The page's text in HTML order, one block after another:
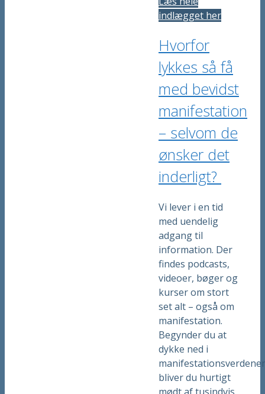
indlægget her
Hvorfor
lykkes så få
med bevidst
manifestation
– selvom de
ønsker det
inderligt?
Vi lever i en tid
med uendelig
adgang til
information. Der
findes podcasts,
videoer, bøger og
kurser om stort
set alt – også om
manifestation.
Begynder du at
dykke ned i
bliver du hurtigt